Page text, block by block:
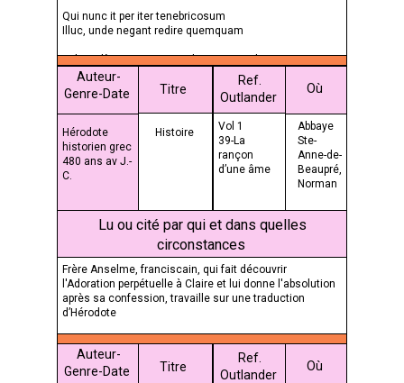
Qui nunc it per iter tenebricosum
Illuc, unde negant redire quemquam
Et le voilà maintenant sur la route sombre
Là d'où personne, dit-on, ne revient
Vol 1
39-La
rançon
d’une âme
Histoire
Ref.
Outlander
Titre Où
Hérodote
historien grec
480 ans av J.-
C.
Lu ou cité par qui et dans quelles
circonstances
Abbaye
Ste-
Anne-de-
Beaupré,
Norman
Frère Anselme, franciscain, qui fait découvrir
l'Adoration perpétuelle à Claire et lui donne l'absolution
après sa confession, travaille sur une traduction
d’Hérodote
Auteur-
Genre-Date
Titre
Ref.
Outlander
Où
Auteur-
Genre-Date